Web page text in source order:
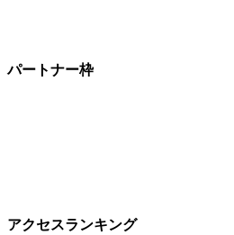
パートナー枠
アクセスランキング